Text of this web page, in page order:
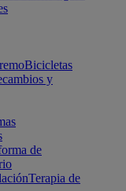
Bicicletas
y
de
Terapia de